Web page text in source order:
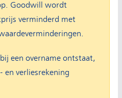
Goodwill wordt
verminderd met
een overname ontstaat,
verliesrekening